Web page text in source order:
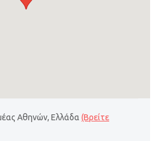
Αθηνών, Ελλάδα (Βρείτε